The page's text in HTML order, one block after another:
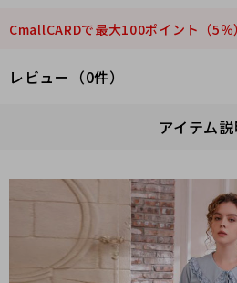
CmallCARDで最大100ポイント（5％
レビュー（0件）
アイテム